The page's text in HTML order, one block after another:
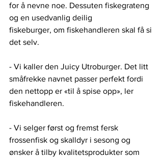
for å nevne noe. Dessuten fiskegrateng
og en usedvanlig deilig
fiskeburger, om fiskehandleren skal få si
det selv.
- Vi kaller den Juicy Utroburger. Det litt
småfrekke navnet passer perfekt fordi
den nettopp er «til å spise opp», ler
fiskehandleren.
- Vi selger først og fremst fersk
frossenfisk og skalldyr i sesong og
ønsker å tilby kvalitetsprodukter som